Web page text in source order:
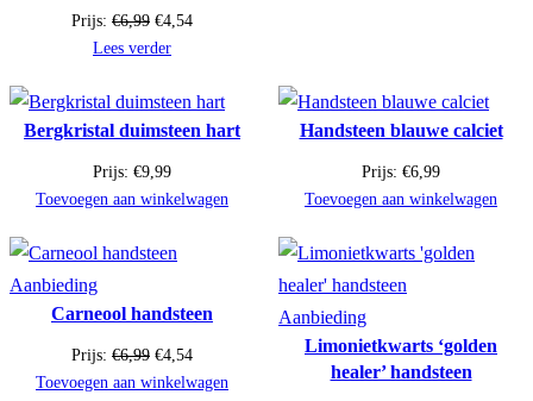
Prijs: €6,99 Oorspronkelijke
prijs
€6,99.
€4,54Huidige
€4,54.
Lees verder
Bergkristal duimsteen hart
Prijs: €9,99
Toevoegen aan winkelwagen
Handsteen blauwe calciet
Prijs: €6,99
Toevoegen aan winkelwagen
AanbiedingProduct
in
de
uitverkoop
Carneool handsteen
Prijs: €6,99 Oorspronkelijke
prijs
€4,54Huidige
prijs
Toevoegen aan winkelwagen
AanbiedingProduct
in
de
Limonietkwarts ‘golden
healer’ handsteen